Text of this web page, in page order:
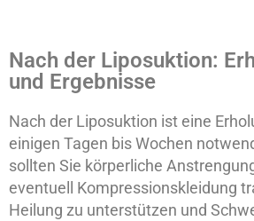
Nach der Liposuktion:
und Ergebnisse
Nach der Liposuktion ist eine
einigen Tagen bis Wochen
sollten Sie körperliche
eventuell Kompressionskleidung
Heilung zu unterstützen und